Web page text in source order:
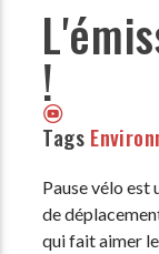
!
Tags
Pause vélo est
de
qui fait aimer